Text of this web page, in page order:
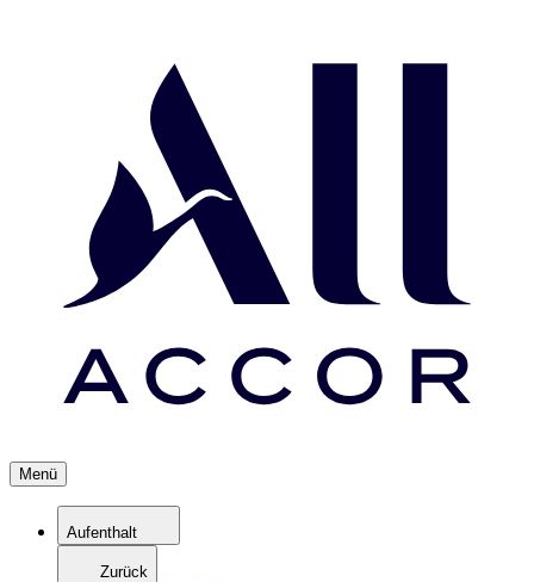
Menü
Aufenthalt
Zurück